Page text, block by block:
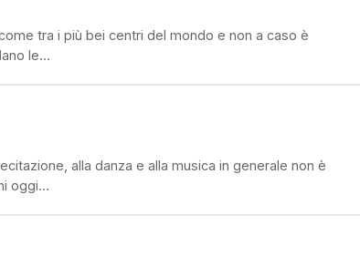
tra i più bei centri del mondo e non a caso è
le…
alla danza e alla musica in generale non è
oggi…